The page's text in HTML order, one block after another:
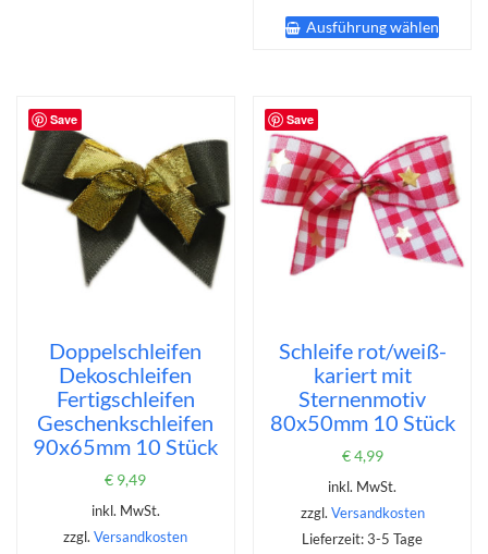
der
Produktseite
gewählt
werden
Ausführung wählen
Die
können
auf
der
Save
Doppelschleifen
Dekoschleifen
Fertigschleifen
Geschenkschleifen
90x65mm 10 Stück
€ 9,49
inkl. MwSt.
zzgl.Versandkosten
Save
Schleife rot/weiß-
kariert mit
Sternenmotiv
80x50mm 10 Stück
€4,99
inkl. MwSt.
zzgl. Versandkosten
Lieferzeit:3-5 Tage